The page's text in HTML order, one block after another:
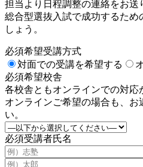
担当より日程調整の連絡をお送
総合型選抜入試で成功するため
しょう。
必須希望受講方式
対面での受講を希望する
必須希望校舎
各校舎ともオンラインでの対応
オンラインご希望の場合も、お
い。
必須受講者氏名